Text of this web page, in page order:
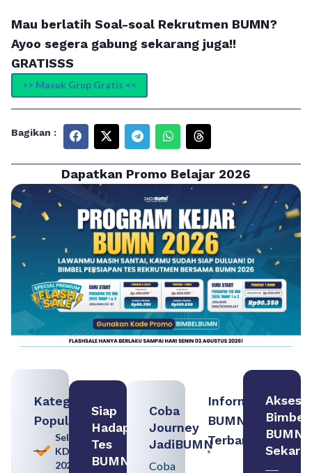
Mau berlatih Soal-soal Rekrutmen BUMN?
Ayoo segera gabung sekarang juga!!
GRATISSS
>> Masuk Grup Gratis <<
Bagikan :
Dapatkan Promo Belajar 2026
Kategori
Populer
Seleksi
KDKMP
2026
Siap
Hadapi
Tes
BUMN
Coba
Journey
JadiBUMN
Coba
Informasi
BUMN
Terbaru:
Akses
Bimbel
BUMN